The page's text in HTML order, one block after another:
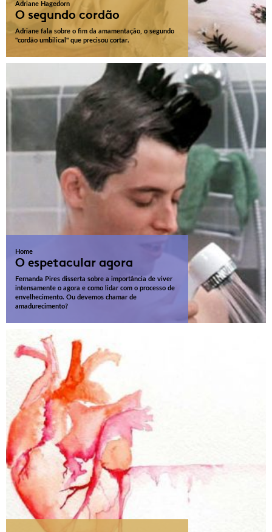
Adriane Hagedorn
O segundo cordão
Adriane fala sobre o fim da amamentação, o segundo
"cordão umbilical" que precisou cortar.
Home
O espetacular agora
Fernanda Pires disserta sobre a importância de viver
intensamente o agora e como lidar com o processo de
envelhecimento. Ou devemos chamar de
amadurecimento?